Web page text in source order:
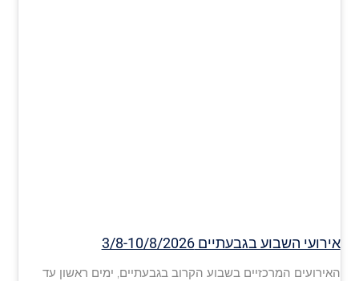
אירועי השבוע בגבעתיים 3/8-10/8/2026
האירועים המרכזיים בשבוע הקרוב בגבעתיים, ימים ראשון עד